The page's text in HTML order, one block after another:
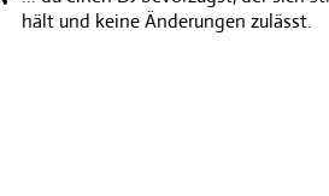
hält und keine Änderungen zulässt.